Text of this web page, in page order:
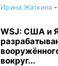
Ирина Жаткина -
WSJ: США и
вокруг...